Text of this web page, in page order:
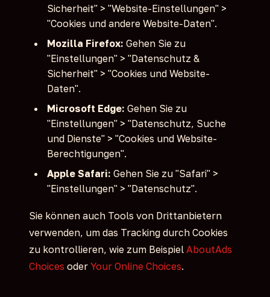
Sicherheit" > "Website-Einstellungen" >
"Cookies und andere Website-Daten".
Mozilla Firefox: Gehen Sie zu
"Einstellungen" > "Datenschutz &
Sicherheit" > "Cookies und Website-
Daten".
Microsoft Edge: Gehen Sie zu
"Einstellungen" > "Datenschutz, Suche
und Dienste" > "Cookies und Website-
Berechtigungen".
Apple Safari: Gehen Sie zu "Safari" >
"Einstellungen" > "Datenschutz".
Sie können auch Tools von Drittanbietern
verwenden, um das Tracking durch Cookies
zu kontrollieren, wie zum Beispiel AboutAds
Choices oder Your Online Choices.